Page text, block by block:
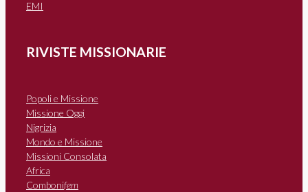
EMI
RIVISTE MISSIONARIE
Popoli e Missione
Missione Oggi
Nigrizia
Mondo e Missione
Missioni Consolata
Africa
Combonifem